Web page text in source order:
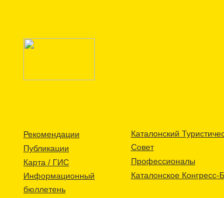
Рекомендации
Публикации
Карта / ГИС
Информационный
бюллетень
Каталонский
Совет
Профессионалы
Каталонское Конгресс-